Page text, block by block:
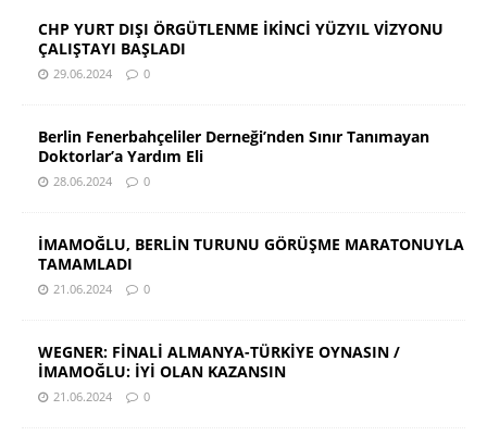
CHP YURT DIŞI ÖRGÜTLENME İKİNCİ YÜZYIL VİZYONU
ÇALIŞTAYI BAŞLADI
29.06.2024 0
Berlin Fenerbahçeliler Derneği’nden Sınır Tanımayan
Doktorlar’a Yardım Eli
28.06.2024 0
İMAMOĞLU, BERLİN TURUNU GÖRÜŞME MARATONUYLA
TAMAMLADI
21.06.2024 0
WEGNER: FİNALİ ALMANYA-TÜRKİYE OYNASIN /
İMAMOĞLU: İYİ OLAN KAZANSIN
21.06.2024 0